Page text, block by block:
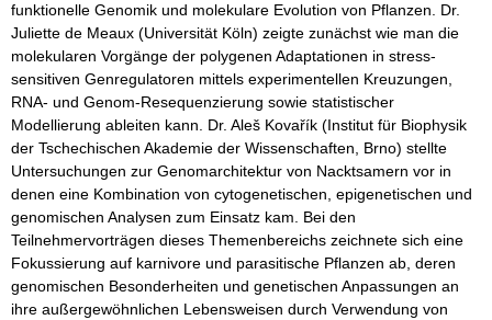
funktionelle Genomik und molekulare Evolution von Pflanzen. Dr.
Juliette de Meaux (Universität Köln) zeigte zunächst wie man die
molekularen Vorgänge der polygenen Adaptationen in stress-
sensitiven Genregulatoren mittels experimentellen Kreuzungen,
RNA- und Genom-Resequenzierung sowie statistischer
Modellierung ableiten kann. Dr. Aleš Kovařík (Institut für Biophysik
der Tschechischen Akademie der Wissenschaften, Brno) stellte
Untersuchungen zur Genomarchitektur von Nacktsamern vor in
denen eine Kombination von cytogenetischen, epigenetischen und
genomischen Analysen zum Einsatz kam. Bei den
Teilnehmervorträgen dieses Themenbereichs zeichnete sich eine
Fokussierung auf karnivore und parasitische Pflanzen ab, deren
genomischen Besonderheiten und genetischen Anpassungen an
ihre außergewöhnlichen Lebensweisen durch Verwendung von